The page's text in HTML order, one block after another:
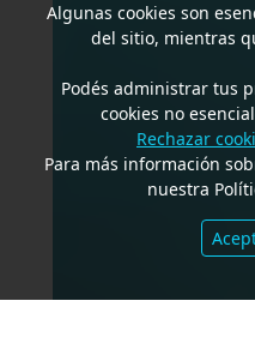
Algunas cookies son
del sitio, mientras
Podés administrar tus
cookies no
Rechazar
Para más información
nuestra